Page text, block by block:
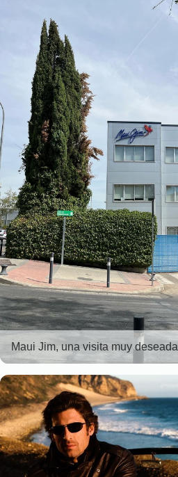
Maui Jim, una visita muy deseada